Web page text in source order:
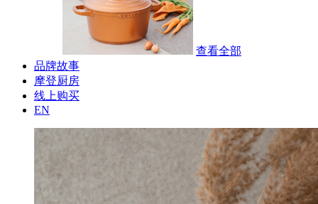
查看全部
品牌故事
摩登厨房
线上购买
EN